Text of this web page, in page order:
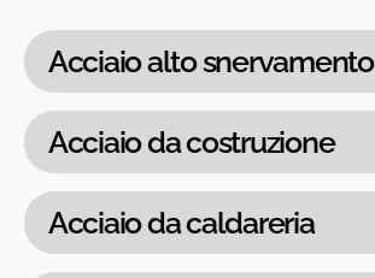
Acciaio alto snervamento
Acciaio da costruzione
Acciaio da caldareria